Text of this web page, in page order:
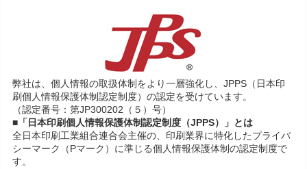
弊社は、個人情報の取扱体制をより一層強化し、JPPS（日本印
刷個人情報保護体制認定制度）の認定を受けています。
（認定番号：第JP300202（５）号）
■「日本印刷個人情報保護体制認定制度（JPPS）」とは
全日本印刷工業組合連合会主催の、印刷業界に特化したプライバ
シーマーク（Pマーク）に準じる個人情報保護体制の認定制度で
す。